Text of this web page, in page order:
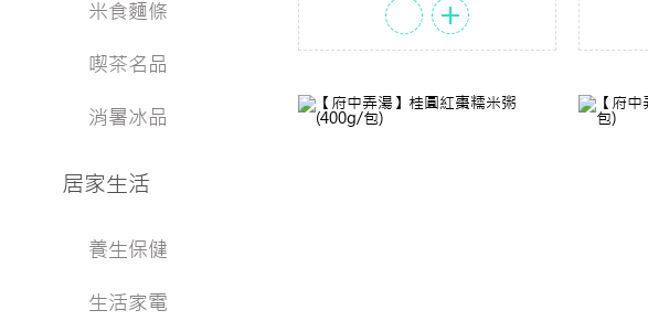
米食麵條
喫茶名品
消暑冰品
居家生活
養生保健
生活家電